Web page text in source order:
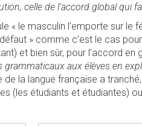
celle de l’accord global qui
« le masculin l’emporte sur le
» comme c’est le cas
et bien sûr, pour l’accord en
aux élèves en
de la langue française a
(les étudiants et étudiantes)